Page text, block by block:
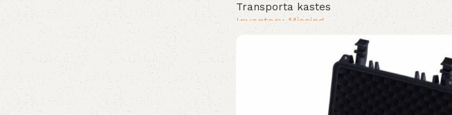
Transporta kastes
Inventory Missing